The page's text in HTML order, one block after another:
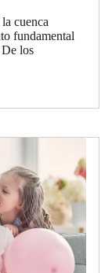
cuenca
fundamental
los